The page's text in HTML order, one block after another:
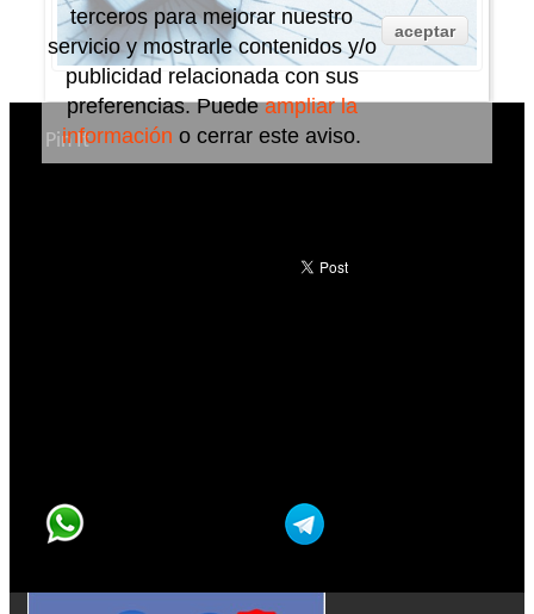
Pin It
terceros para mejorar nuestro
servicio y mostrarle contenidos y/o
publicidad relacionada con sus
preferencias. Puedeampliar la
información o cerrar este aviso.
aceptar